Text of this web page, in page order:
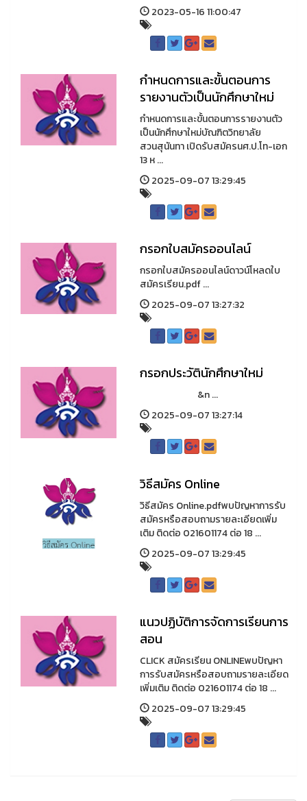
2023-05-16 11:00:47
กําหนดการและขั้นตอนการ
รายงานตัวเป็นนักศึกษาใหม่
กําหนดการและขั้นตอนการรายงานตัว
เป็นนักศึกษาใหม่บัณฑิตวิทยาลัย
สวนสุนันทา เปิดรับสมัครนศ.ป.โท-เอก
13 ห ...
2025-09-07 13:29:45
กรอกใบสมัครออนไลน์
กรอกใบสมัครออนไลน์ดาวน์โหลดใบ
สมัครเรียน.pdf ...
2025-09-07 13:27:32
กรอกประวัตินักศึกษาใหม่
&n ...
2025-09-07 13:27:14
วิธีสมัคร Online
วิธีสมัคร Online.pdfพบปัญหาการรับ
สมัครหรือสอบถามรายละเอียดเพิ่ม
เติม ติดต่อ 021601174 ต่อ 18 ...
2025-09-07 13:29:45
แนวปฏิบัติการจัดการเรียนการ
สอน
CLICK สมัครเรียน ONLINEพบปัญหา
การรับสมัครหรือสอบถามรายละเอียด
เพิ่มเติม ติดต่อ 021601174 ต่อ 18 ...
2025-09-07 13:29:45